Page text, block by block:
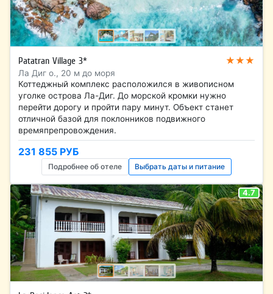
Patatran Village 3* ★★★
Ла Диг о., 20 м до моря
Коттеджный комплекс расположился в живописном
уголке острова Ла-Диг. До морской кромки нужно
перейти дорогу и пройти пару минут. Объект станет
отличной базой для поклонников подвижного
времяпрепровождения.
231 855 РУБ
Подробнее об отеле Выбрать даты и питание
4.7